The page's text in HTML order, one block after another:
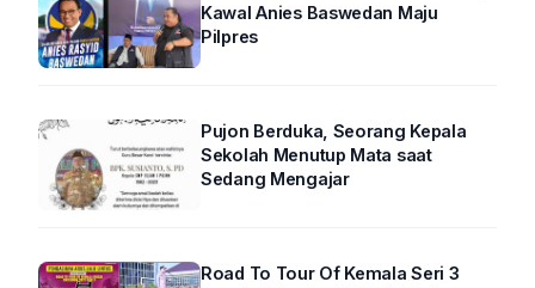
Kawal Anies Baswedan Maju
Pilpres
Pujon Berduka, Seorang Kepala
Sekolah Menutup Mata saat
Sedang Mengajar
Road To Tour Of Kemala Seri 3